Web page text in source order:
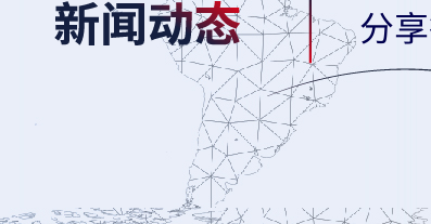
分